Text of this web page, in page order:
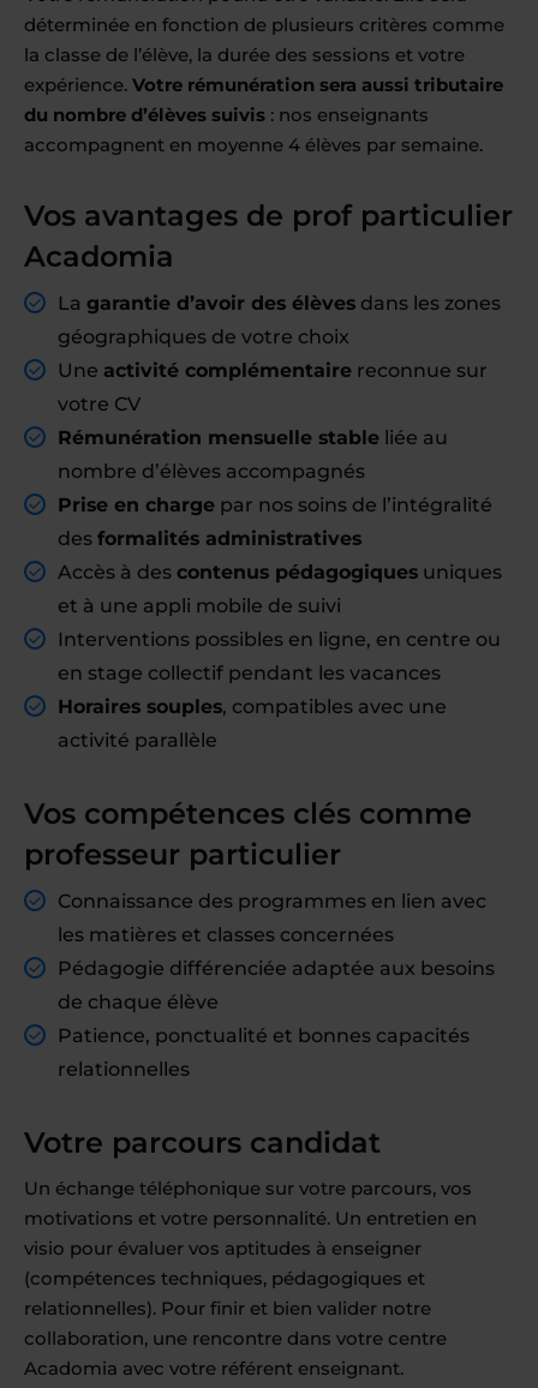
déterminée en fonction de plusieurs critères comme
la classe de l’élève, la durée des sessions et votre
expérience. Votre rémunération sera aussi tributaire
du nombre d’élèves suivis : nos enseignants
accompagnent en moyenne 4 élèves par semaine.
Vos avantages de prof particulier
Acadomia
La garantie d’avoir des élèves dans les zones
géographiques de votre choix
Une activité complémentaire reconnue sur
votre CV
Rémunération mensuelle stable liée au
nombre d’élèves accompagnés
Prise en charge par nos soins de l’intégralité
des formalités administratives
Accès à des contenus pédagogiques uniques
et à une appli mobile de suivi
Interventions possibles en ligne, en centre ou
en stage collectif pendant les vacances
Horaires souples, compatibles avec une
activité parallèle
Vos compétences clés comme
professeur particulier
Connaissance des programmes en lien avec
les matières et classes concernées
Pédagogie différenciée adaptée aux besoins
de chaque élève
Patience, ponctualité et bonnes capacités
relationnelles
Votre parcours candidat
Un échange téléphonique sur votre parcours, vos
motivations et votre personnalité. Un entretien en
visio pour évaluer vos aptitudes à enseigner
(compétences techniques, pédagogiques et
relationnelles). Pour finir et bien valider notre
collaboration, une rencontre dans votre centre
Acadomia avec votre référent enseignant.